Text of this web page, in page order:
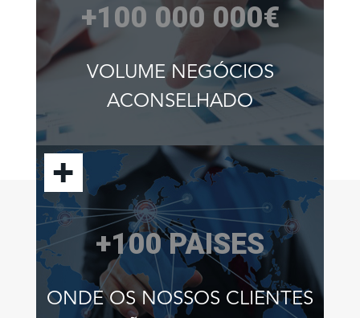
+100 000 000€
VOLUME NEGÓCIOS
ACONSELHADO
+100 PAISES
ONDE OS NOSSOS CLIENTES